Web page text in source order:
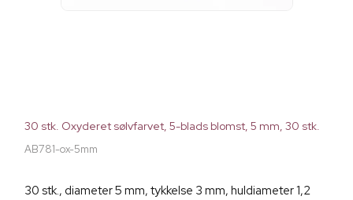
30 stk. Oxyderet sølvfarvet, 5-blads blomst, 5 mm, 30 stk.
AB781-ox-5mm
30 stk., diameter 5 mm, tykkelse 3 mm, huldiameter 1,2